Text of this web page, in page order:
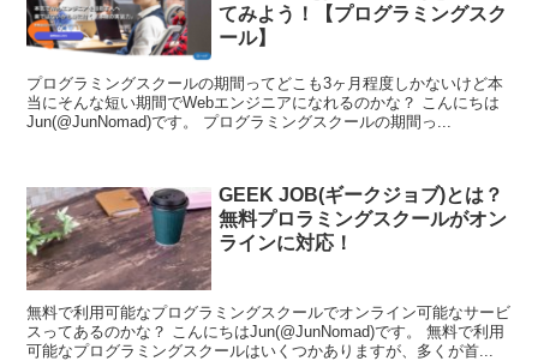
てみよう！【プログラミングスク
ール】
プログラミングスクールの期間ってどこも3ヶ月程度しかないけど本
当にそんな短い期間でWebエンジニアになれるのかな？ こんにちは
Jun(@JunNomad)です。 プログラミングスクールの期間っ...
GEEK JOB(ギークジョブ)とは？
無料プロラミングスクールがオン
ラインに対応！
無料で利用可能なプログラミングスクールでオンライン可能なサービ
スってあるのかな？ こんにちはJun(@JunNomad)です。 無料で利用
可能なプログラミングスクールはいくつかありますが、多くが首...